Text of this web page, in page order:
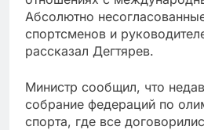
Абсолютно
спортсменов и
рассказал Дегтярев.
Министр сообщил, что
собрание федераций по
спорта, где все